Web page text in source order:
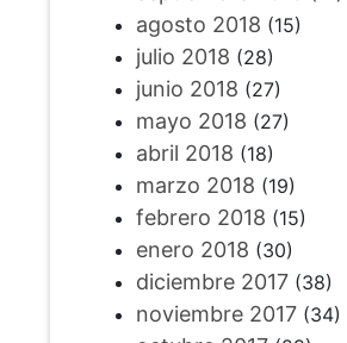
agosto 2018 (15)
julio 2018 (28)
junio 2018 (27)
mayo 2018 (27)
abril 2018 (18)
marzo 2018 (19)
febrero 2018 (15)
enero 2018 (30)
diciembre 2017(38)
noviembre 2017(34)